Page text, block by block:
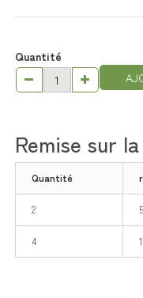
Quantité
Remise sur
Quantité
2
4